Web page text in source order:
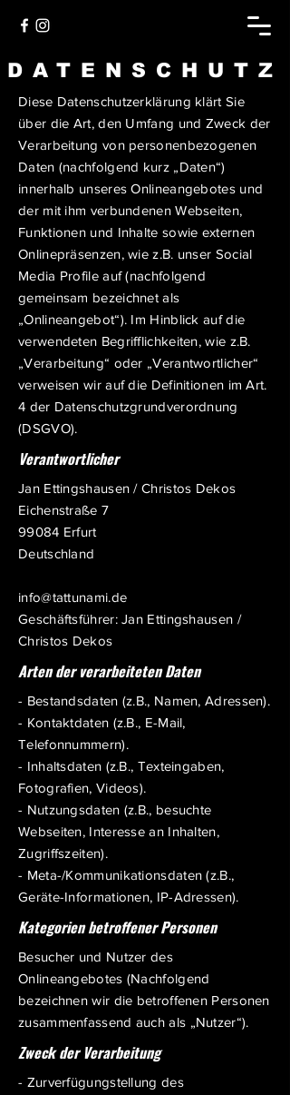
DATENSCHUTZ
Diese Datenschutzerklärung klärt Sie
über die Art, den Umfang und Zweck der
Verarbeitung von personenbezogenen
Daten (nachfolgend kurz „Daten“)
innerhalb unseres Onlineangebotes und
der mit ihm verbundenen Webseiten,
Funktionen und Inhalte sowie externen
Onlinepräsenzen, wie z.B. unser Social
Media Profile auf (nachfolgend
gemeinsam bezeichnet als
„Onlineangebot“). Im Hinblick auf die
verwendeten Begrifflichkeiten, wie z.B.
„Verarbeitung“ oder „Verantwortlicher“
verweisen wir auf die Definitionen im Art.
4 der Datenschutzgrundverordnung
(DSGVO).
Verantwortlicher
Jan Ettingshausen / Christos Dekos
Eichenstraße 7
99084 Erfurt
Deutschland
info@tattunami.de
Geschäftsführer: Jan Ettingshausen /
Christos Dekos
Arten der verarbeiteten Daten
- Bestandsdaten (z.B., Namen, Adressen).
- Kontaktdaten (z.B., E-Mail,
Telefonnummern).
- Inhaltsdaten (z.B., Texteingaben,
Fotografien, Videos).
- Nutzungsdaten (z.B., besuchte
Webseiten, Interesse an Inhalten,
Zugriffszeiten).
- Meta-/Kommunikationsdaten (z.B.,
Geräte-Informationen, IP-Adressen).
Kategorien betroffener Personen
Besucher und Nutzer des
Onlineangebotes (Nachfolgend
bezeichnen wir die betroffenen Personen
zusammenfassend auch als „Nutzer“).
Zweck der Verarbeitung
- Zurverfügungstellung des